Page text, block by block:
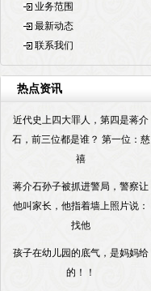
业务范围
最新动态
联系我们
热点资讯
近代史上四大罪人，第四是蒋介
石，前三位都是谁？ 第一位：慈
禧
蒋介石孙子被抓进警局，警察让
他叫家长，他指着墙上照片说：
找他
孩子在幼儿园的底气，是妈妈给
的！！